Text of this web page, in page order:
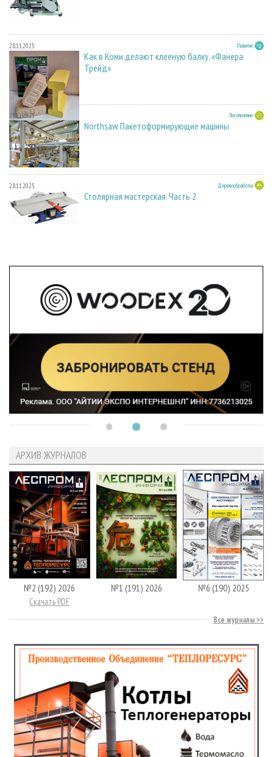
28.11.2025 Развитие
Как в Коми делают клееную балку. «Фанера
Трейд»
28.11.2025 Лесопиление
Northsaw. Пакетоформирующие машины
28.11.2025 Деревообработка
Столярная мастерская. Часть 2
АРХИВ ЖУРНАЛОВ
№2 (192) 2026
Скачать PDF
№1 (191) 2026 №6 (190) 2025
Все журналы